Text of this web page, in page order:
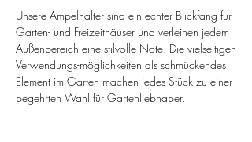
Unsere Ampelhalter sind ein echter Blickfang für
Garten- und Freizeithäuser und verleihen jedem
Außenbereich eine stilvolle Note. Die vielseitigen
Verwendungs-möglichkeiten als schmückendes
Element im Garten machen jedes Stück zu einer
begehrten Wahl für Gartenliebhaber.